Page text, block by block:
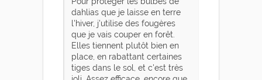
dahlias que je laisse en terre
l'hiver, j'utilise des fougères
que je vais couper en forêt.
Elles tiennent plutôt bien en
place, en rabattant certaines
tiges dans le sol, et c'est très